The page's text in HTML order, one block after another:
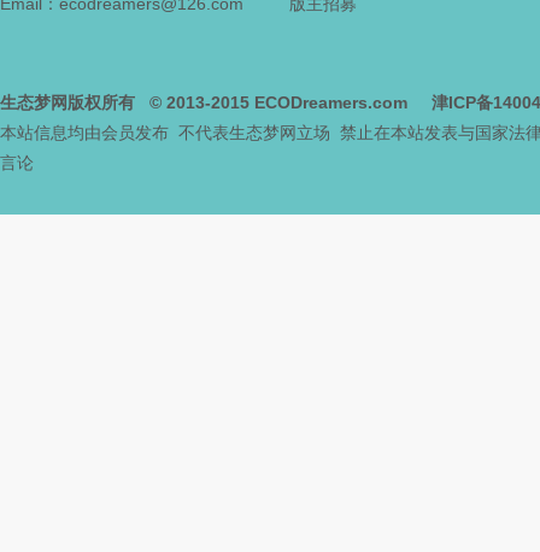
生态梦网版权所有 © 2013-2015 ECODreamers.com
津ICP备
本站信息均由会员发布 不代表生态梦网立场 禁止在本站发表与国家法
言论